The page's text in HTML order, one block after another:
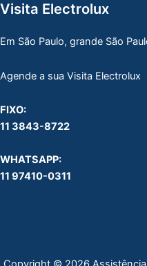
Visita Electrolux
Em São Paulo, grande São
Agende a sua Visita Electrolux
FIXO:
11 3843-8722
WHATSAPP:
11 97410-0311